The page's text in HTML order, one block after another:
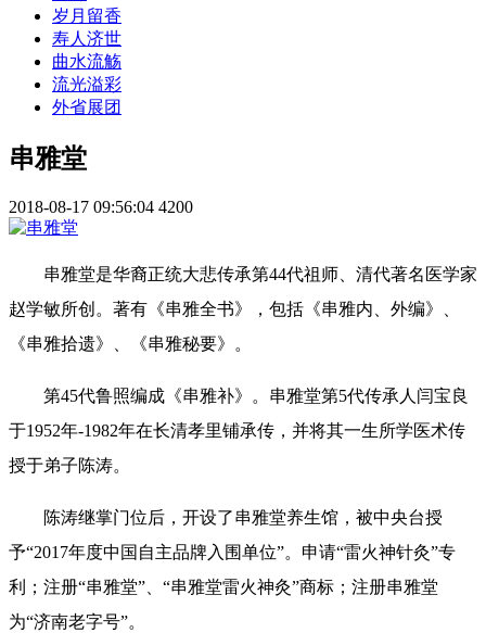
岁月留香
寿人济世
曲水流觞
流光溢彩
外省展团
串雅堂
2018-08-17 09:56:04 4200
串雅堂是华裔正统大悲传承第44代祖师、清代著名医学家
赵学敏所创。著有《串雅全书》，包括《串雅内、外编》、
《串雅拾遗》、《串雅秘要》。
第45代鲁照编成《串雅补》。串雅堂第5代传承人闫宝良
于1952年-1982年在长清孝里铺承传，并将其一生所学医术传
授于弟子陈涛。
陈涛继掌门位后，开设了串雅堂养生馆，被中央台授
予“2017年度中国自主品牌入围单位”。申请“雷火神针灸”专
利；注册“串雅堂”、“串雅堂雷火神灸”商标；注册串雅堂
为“济南老字号”。